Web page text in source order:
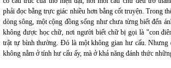
phải đọc bằng trực giác nhiều hơn bằng cốt truyện. Trong
dòng sông, một cộng đồng sống như chưa từng biết đến
không được học chữ, nơi người biết chữ bị gọi là "con
trật tự bình thường. Đó là một không gian hư cấu. Nhưng
không nằm ở tính hư cấu ấy, mà ở khả năng đánh thức